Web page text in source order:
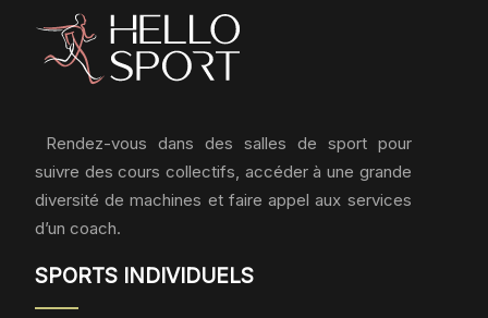
Rendez-vous dans des salles de sport pour
suivre des cours collectifs, accéder à une grande
diversité de machines et faire appel aux services
d’un coach.
SPORTS INDIVIDUELS